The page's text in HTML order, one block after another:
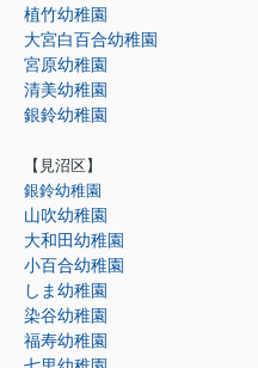
植竹幼稚園
大宮白百合幼稚園
宮原幼稚園
清美幼稚園
銀鈴幼稚園
【見沼区】
銀鈴幼稚園
山吹幼稚園
大和田幼稚園
小百合幼稚園
しま幼稚園
染谷幼稚園
福寿幼稚園